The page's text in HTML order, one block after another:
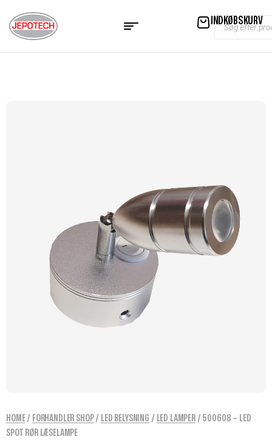
INDKØBSKURV
HOME/ FORHANDLER SHOP/ LED BELYSNING / LED LAMPER/ 500608 – LED
SPOT RØR LÆSELAMPE